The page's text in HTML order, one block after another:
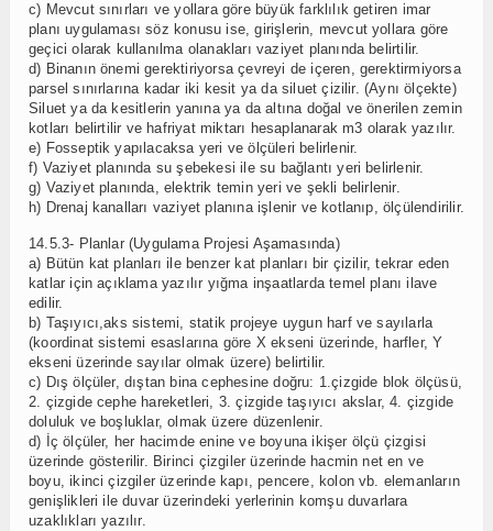
c) Mevcut sınırları ve yollara göre büyük farklılık getiren imar
planı uygulaması söz konusu ise, girişlerin, mevcut yollara göre
geçici olarak kullanılma olanakları vaziyet planında belirtilir.
d) Binanın önemi gerektiriyorsa çevreyi de içeren, gerektirmiyorsa
parsel sınırlarına kadar iki kesit ya da siluet çizilir. (Aynı ölçekte)
Siluet ya da kesitlerin yanına ya da altına doğal ve önerilen zemin
kotları belirtilir ve hafriyat miktarı hesaplanarak m3 olarak yazılır.
e) Fosseptik yapılacaksa yeri ve ölçüleri belirlenir.
f) Vaziyet planında su şebekesi ile su bağlantı yeri belirlenir.
g) Vaziyet planında, elektrik temin yeri ve şekli belirlenir.
h) Drenaj kanalları vaziyet planına işlenir ve kotlanıp, ölçülendirilir.
14.5.3- Planlar (Uygulama Projesi Aşamasında)
a) Bütün kat planları ile benzer kat planları bir çizilir, tekrar eden
katlar için açıklama yazılır yığma inşaatlarda temel planı ilave
edilir.
b) Taşıyıcı,aks sistemi, statik projeye uygun harf ve sayılarla
(koordinat sistemi esaslarına göre X ekseni üzerinde, harfler, Y
ekseni üzerinde sayılar olmak üzere) belirtilir.
c) Dış ölçüler, dıştan bina cephesine doğru: 1.çizgide blok ölçüsü,
2. çizgide cephe hareketleri, 3. çizgide taşıyıcı akslar, 4. çizgide
doluluk ve boşluklar, olmak üzere düzenlenir.
d) İç ölçüler, her hacimde enine ve boyuna ikişer ölçü çizgisi
üzerinde gösterilir. Birinci çizgiler üzerinde hacmin net en ve
boyu, ikinci çizgiler üzerinde kapı, pencere, kolon vb. elemanların
genişlikleri ile duvar üzerindeki yerlerinin komşu duvarlara
uzaklıkları yazılır.